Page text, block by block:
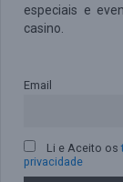
especiais e
casino.
Email
Li e Aceito os
privacidade